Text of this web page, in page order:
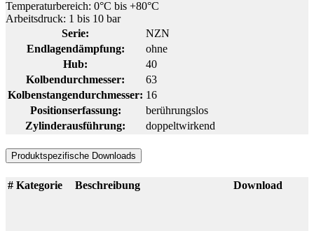
Temperaturbereich: 0°C bis +80°C
Arbeitsdruck: 1 bis 10 bar
Serie:
NZN
Endlagendämpfung:
ohne
Hub:
40
Kolbendurchmesser:
63
Kolbenstangendurchmesser: 16
Positionserfassung:
berührungslos
Zylinderausführung:
doppeltwirkend
Produktspezifische Downloads
# Kategorie Beschreibung Download